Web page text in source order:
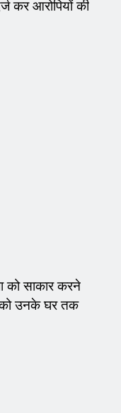
कर आरोपियों की
को साकार करने
को उनके घर तक